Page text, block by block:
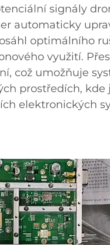
signály
automaticky
optimálního
využití.
což umožňuje
prostředích, kde
elektronických